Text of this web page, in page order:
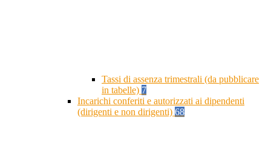
Tassi di assenza trimestrali (da pubblicare
in tabelle) 7
Incarichi conferiti e autorizzati ai dipendenti
(dirigenti e non dirigenti) 68